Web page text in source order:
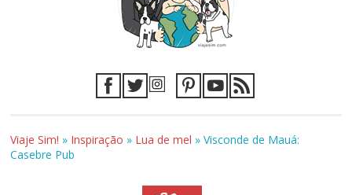
Viaje Sim! » Inspiração » Lua de mel »Visconde de Mauá:
Casebre Pub